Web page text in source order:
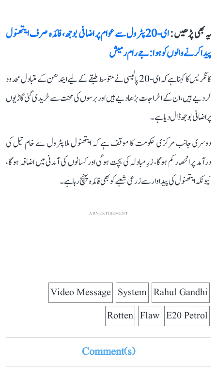
یہ بھی پڑھیں :
ای-20 پٹرول سے عوام پر اضافی بوجھ، فائدہ صرف ایتھنول
پیدا کرنے والوں کو ہوا: جے رام رمیش
کانگریس کا کہنا ہے کہ ای-20 پالیسی نے متوسط طبقے کے لیے ایندھن کے متبادل محدود
کر دیے ہیں، ان کے اخراجات بڑھا دیے ہیں اور برسوں کی محنت سے خریدی گئی گاڑیوں
پر اضافی بوجھ ڈال دیا ہے۔
دوسری جانب مرکزی حکومت کا موقف ہے کہ ایتھنول ملا پٹرول سے خام تیل کی
درآمد پر انحصار کم ہوگا، زرِ مبادلہ کی بچت ہوگی اور کسانوں کی آمدنی میں اضافہ ہوگا،
کیونکہ ایتھنول کی پیداوار سے زرعی شعبے کو بھی فائدہ پہنچ رہا ہے۔
ADVERTISEMENT
Rahul Gandhi
System
Video Message
E20 Petrol
Flaw
Rotten
Comment(s)